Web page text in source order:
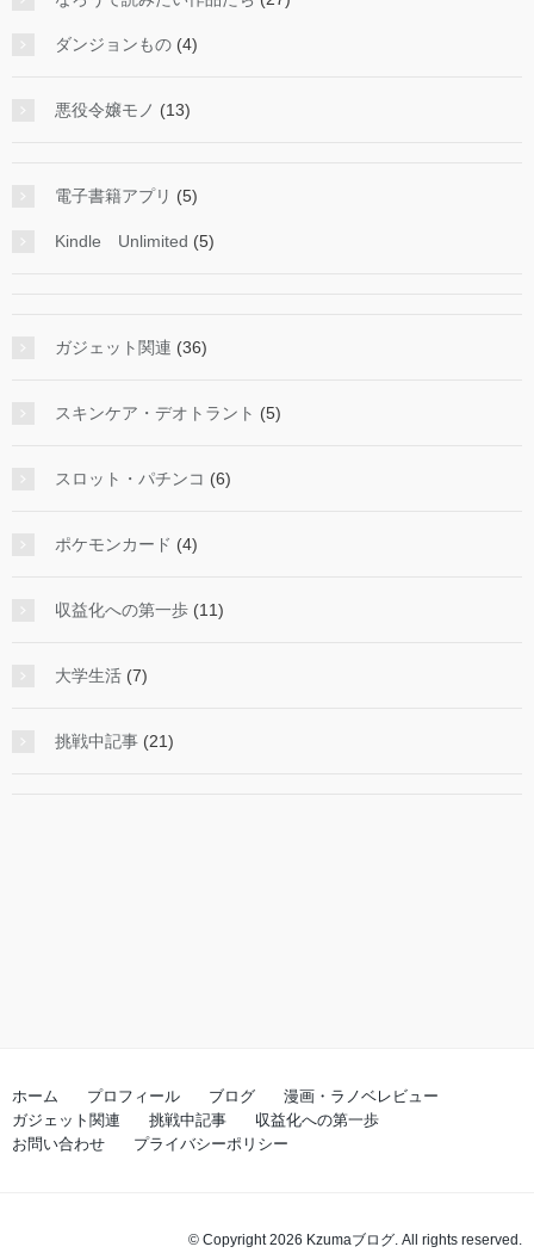
ダンジョンもの (4)
悪役令嬢モノ (13)
電子書籍アプリ (5)
Kindle Unlimited (5)
ガジェット関連 (36)
スキンケア・デオトラント (5)
スロット・パチンコ (6)
ポケモンカード (4)
収益化への第一歩 (11)
大学生活 (7)
挑戦中記事 (21)
ホーム プロフィール ブログ
漫画・ラノベレビュー
ガジェット関連
挑戦中記事
収益化への第一歩
お問い合わせ
プライバシーポリシー
© Copyright 2026 Kzumaブログ. All rights reserved.